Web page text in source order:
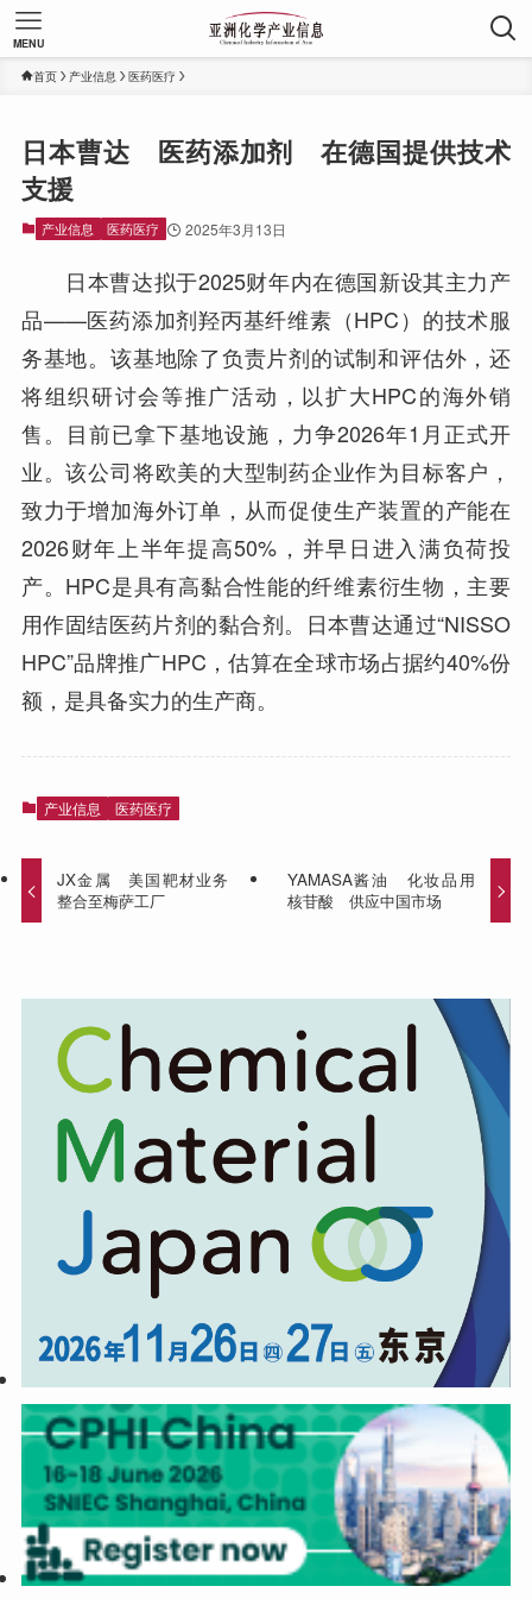
MENU
首页 产业信息 医药医疗
日本曹达 医药添加剂 在德国提供技术
支援
产业信息 医药医疗 2025年3月13日
日本曹达拟于2025财年内在德国新设其主力产
品——医药添加剂羟丙基纤维素（HPC）的技术服
务基地。该基地除了负责片剂的试制和评估外，还
将组织研讨会等推广活动，以扩大HPC的海外销
售。目前已拿下基地设施，力争2026年1月正式开
业。该公司将欧美的大型制药企业作为目标客户，
致力于增加海外订单，从而促使生产装置的产能在
2026财年上半年提高50%，并早日进入满负荷投
产。HPC是具有高黏合性能的纤维素衍生物，主要
用作固结医药片剂的黏合剂。日本曹达通过“NISSO
HPC”品牌推广HPC，估算在全球市场占据约40%份
额，是具备实力的生产商。
产业信息 医药医疗
JX金属 美国靶材业务
整合至梅萨工厂
YAMASA酱油 化妆品用
核苷酸 供应中国市场